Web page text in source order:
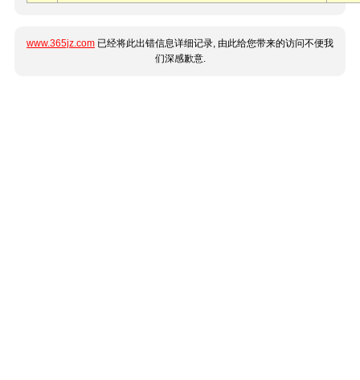
www.365jz.com 已经将此出错信息详细记录, 由此给您带来的访问不便我
们深感歉意.